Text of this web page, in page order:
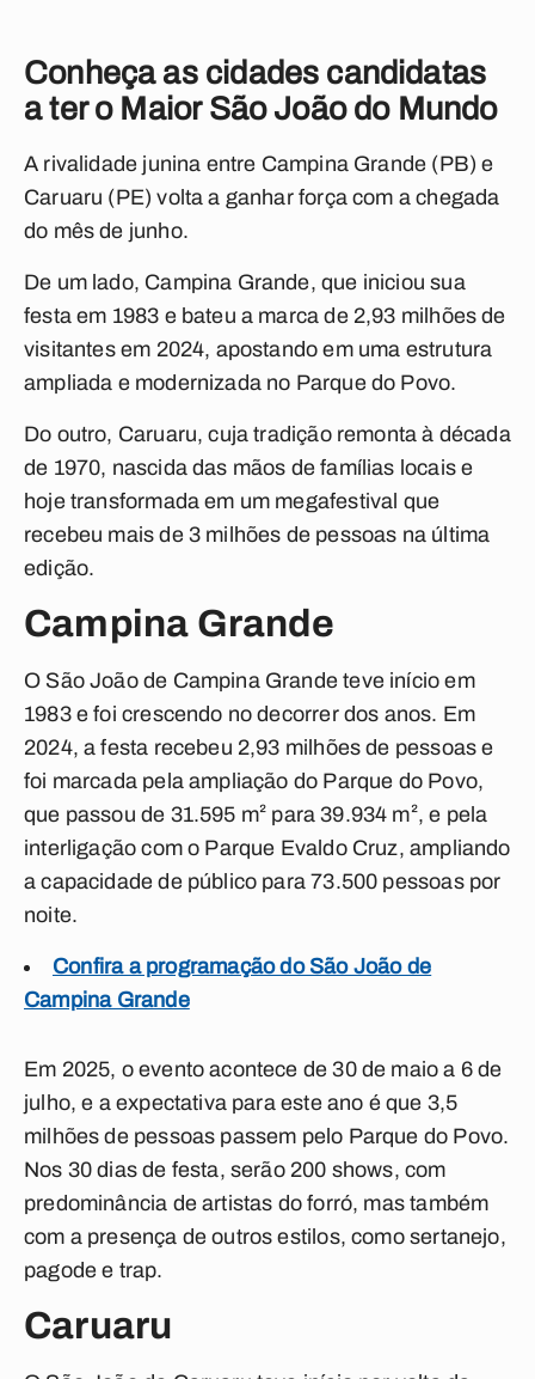
Conheça as cidades candidatas
a ter o Maior São João do Mundo
A rivalidade junina entre Campina Grande (PB) e
Caruaru (PE) volta a ganhar força com a chegada
do mês de junho.
De um lado, Campina Grande, que iniciou sua
festa em 1983 e bateu a marca de 2,93 milhões de
visitantes em 2024, apostando em uma estrutura
ampliada e modernizada no Parque do Povo.
Do outro, Caruaru, cuja tradição remonta à década
de 1970, nascida das mãos de famílias locais e
hoje transformada em um megafestival que
recebeu mais de 3 milhões de pessoas na última
edição.
Campina Grande
O São João de Campina Grande teve início em
1983 e foi crescendo no decorrer dos anos. Em
2024, a festa recebeu 2,93 milhões de pessoas e
foi marcada pela ampliação do Parque do Povo,
que passou de 31.595 m² para 39.934 m², e pela
interligação com o Parque Evaldo Cruz, ampliando
a capacidade de público para 73.500 pessoas por
noite.
Confira a programação do São João de
Campina Grande
Em 2025, o evento acontece de 30 de maio a 6 de
julho, e a expectativa para este ano é que 3,5
milhões de pessoas passem pelo Parque do Povo.
Nos 30 dias de festa, serão 200 shows, com
predominância de artistas do forró, mas também
com a presença de outros estilos, como sertanejo,
pagode e trap.
Caruaru